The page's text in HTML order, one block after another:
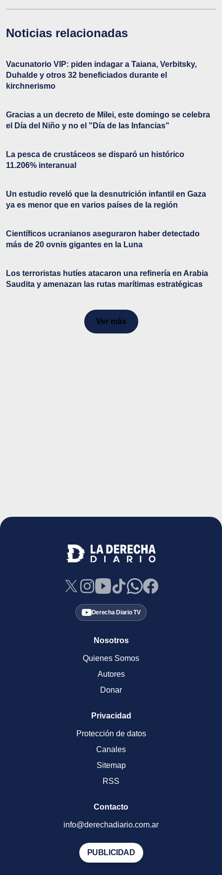
Noticias relacionadas
Vacunatorio VIP: piden indagar a Taiana, Verbitsky,
Duhalde y otros 32 beneficiados durante el
kirchnerismo
Gracias a un decreto de Milei, este domingo se celebra
el Día del Niño y no el "Día de las Infancias"
La pesca de crustáceos se disparó un histórico
11.206% interanual
Un estudio reveló que la desnutrición infantil en Gaza
ya es menor que en varios países de la región
Científicos ucranianos aseguraron haber detectado
más de 20 ovnis gigantes en la Luna
Los terroristas hutíes atacaron una refinería en Arabia
Saudita y amenazan las rutas marítimas estratégicas
Ver más
Derecha Diario TV
Nosotros
Quienes Somos
Autores
Donar
Privacidad
Protección de datos
Canales
Sitemap
RSS
Contacto
info@derechadiario.com.ar
PUBLICIDAD